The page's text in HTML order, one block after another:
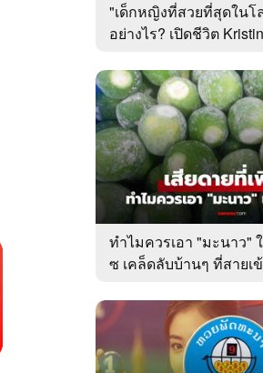
"เด็กหญิงที่สวยที่สุดในโ
อย่างไร? เปิดชีวิต
ทำไมควรเอา "มะนาว"
ซ เคล็ดลับบ้านๆ ที่สายเ